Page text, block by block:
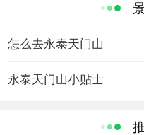
然“观音”、“弥勒”，出神
至九天观景台，全是新架
樟、酸枣王、刺桫椤、红
怎么去永泰天门山
永泰天门山小贴士